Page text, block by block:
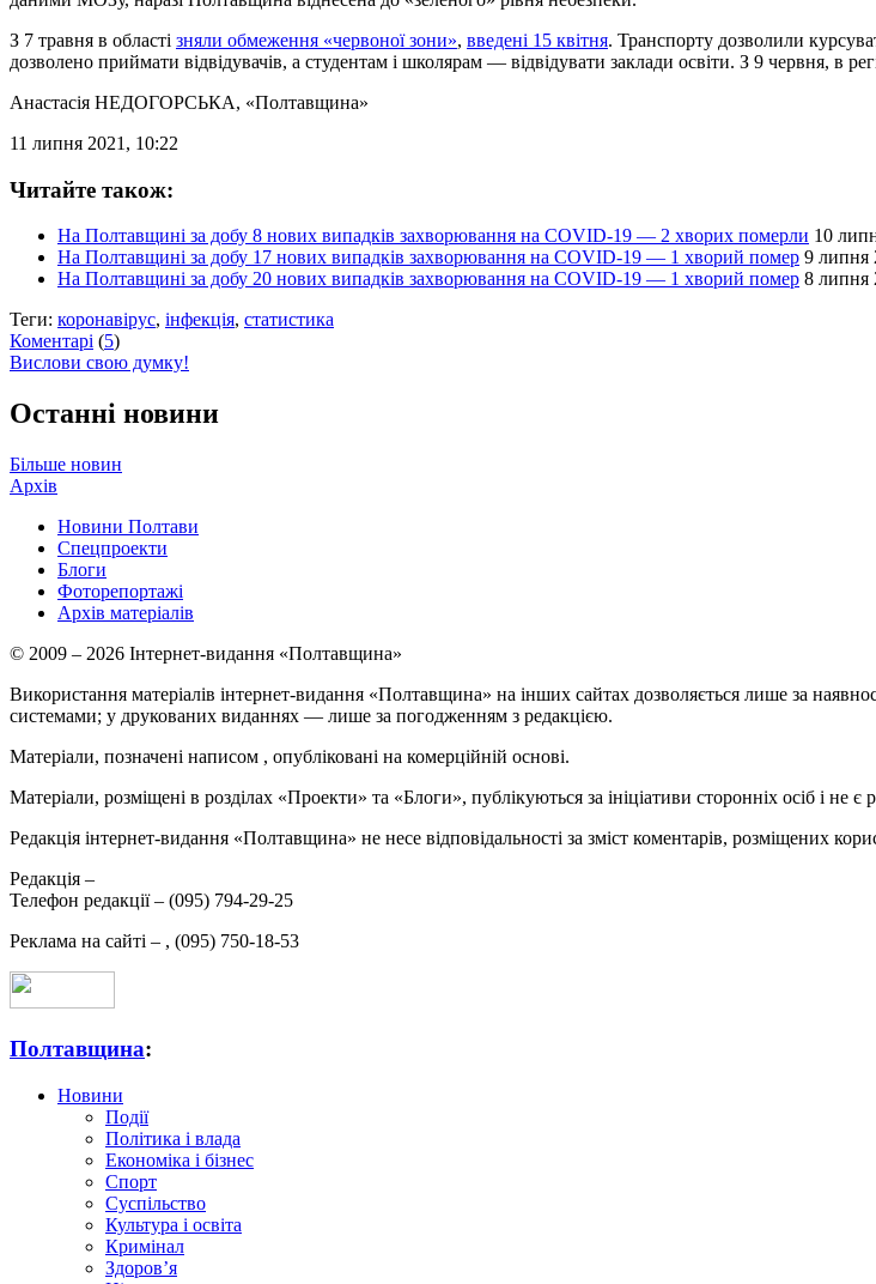
З 7 травня в області зняли обмеження «червоної зони», введені 15 квітня. Транспорту дозволили
дозволено приймати відвідувачів, а студентам і школярам — відвідувати заклади освіти. З 9 червня, в
Анастасія НЕДОГОРСЬКА, «Полтавщина»
11 липня 2021, 10:22
Читайте також:
На Полтавщині за добу 8 нових випадків захворювання на COVID-19 — 2 хворих померли 10
На Полтавщині за добу 17 нових випадків захворювання на COVID-19 — 1 хворий помер 9 липня
На Полтавщині за добу 20 нових випадків захворювання на COVID-19 — 1 хворий помер 8 липня
Теги: коронавірус, інфекція, статистика
Коментарі (5)
Вислови свою думку!
Останні новини
Більше новин
Архів
Новини Полтави
Спецпроекти
Блоги
Фоторепортажі
Архів матеріалів
© 2009 – 2026 Інтернет-видання «Полтавщина»
Використання матеріалів інтернет-видання «Полтавщина» на інших сайтах дозволяється лише за
системами; у друкованих виданнях — лише за погодженням з редакцією.
Матеріали, позначені написом , опубліковані на комерційній основі.
Матеріали, розміщені в розділах «Проекти» та «Блоги», публікуються за ініціативи сторонніх осіб і не є
Редакція інтернет-видання «Полтавщина» не несе відповідальності за зміст коментарів, розміщених
Редакція –
Телефон редакції – (095) 794-29-25
Реклама на сайті – , (095) 750-18-53
Полтавщина:
Новини
Події
Політика і влада
Економіка і бізнес
Спорт
Суспільство
Культура і освіта
Кримінал
Здоров’я